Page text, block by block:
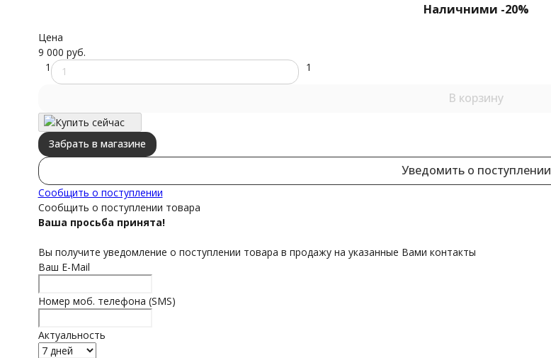
Наличними -20%
Цена
9 000 руб.
1
1
В корзину
Купить сейчас
Забрать в магазине
Уведомить о поступлении
Сообщить о поступлении
Сообщить о поступлении товара
Ваша просьба принята!
Вы получите уведомление о поступлении товара в продажу на указанные Вами контакты
Ваш E-Mail
Номер моб. телефона (SMS)
Актуальность